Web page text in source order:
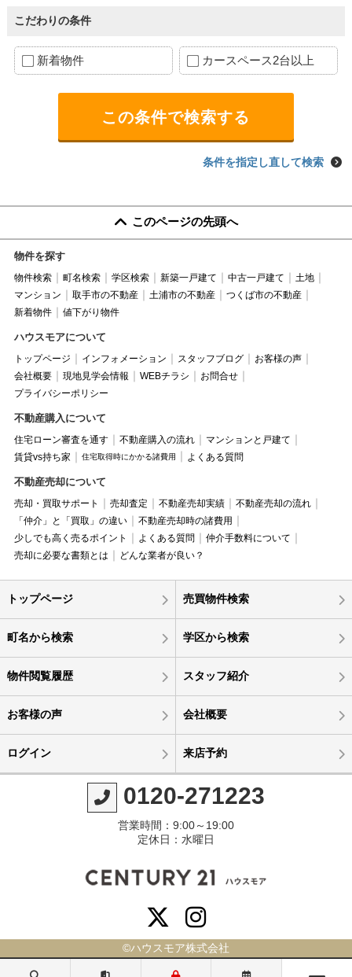
こだわりの条件
新着物件 カースペース2台以上
条件を指定し直して検索
このページの先頭へ
物件を探す
物件検索 町名検索 学区検索 新築一戸建て 中古一戸建て
土地
マンション
取手市の不動産 土浦市の不動産
つくば市の不動産
新着物件
値下がり物件
ハウスモアについて
トップページ インフォメーション スタッフブログ
お客様の声
会社概要
現地見学会情報 WEBチラシ
お問合せ
プライバシーポリシー
不動産購入について
住宅ローン審査を通す 不動産購入の流れ
マンションと戸建て
賃貸vs持ち家
住宅取得時にかかる諸費用 よくある質問
不動産売却について
売却・買取サポート 売却査定 不動産売却実績
不動産売却の流れ
「仲介」と「買取」の違い
不動産売却時の諸費用
少しでも高く売るポイント
よくある質問
仲介手数料について
売却に必要な書類とは
どんな業者が良い？
トップページ 売買物件検索
町名から検索 学区から検索
物件閲覧履歴 スタッフ紹介
お客様の声 会社概要
ログイン 来店予約
0120-271223
営業時間：9:00～19:00
定休日：水曜日
©ハウスモア株式会社